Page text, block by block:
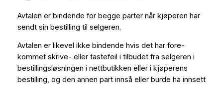
Avtalen er bindende for begge parter når kjøperen har
sendt sin bestilling til selgeren.
Avtalen er likevel ikke bindende hvis det har fore-
kommet skrive- eller tastefeil i tilbudet fra selgeren i
bestillingsløsningen i nettbutikken eller i kjøperens
bestilling, og den annen part innså eller burde ha innsett